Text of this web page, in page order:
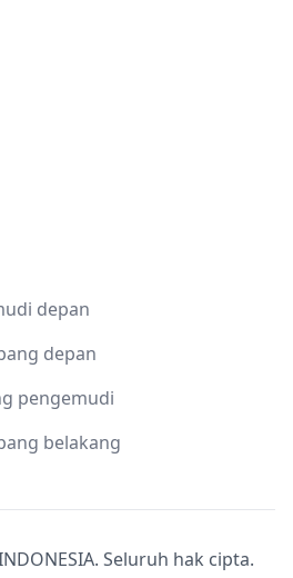
depan
depan
pengemudi
belakang
Seluruh hak cipta.